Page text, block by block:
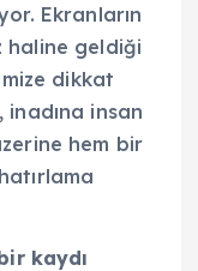
Ekranların
haline geldiği
dikkat
insan
hem bir
kaydı